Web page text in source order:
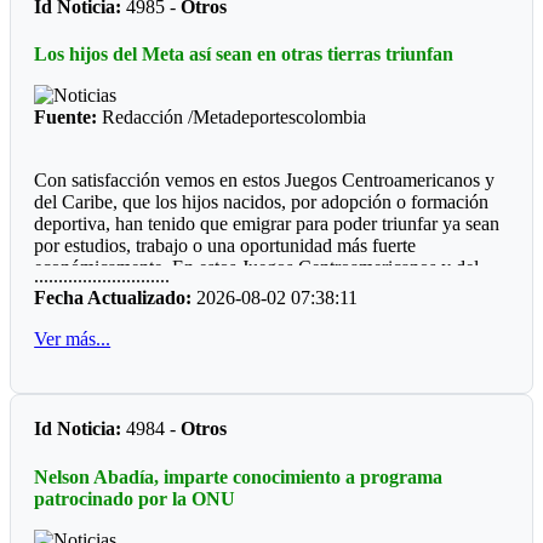
Juvenil femenino: Juan Rozo (Acacias)
Juvenil masculino: Pablo E. Riveros (Acacias)
Prejuvenil masculino: Colegio Cofrem (Acacias)
Juvenil masculino: Colegio Cofrem (Acacias)
Juvenil femenino: Manuela Beltrán (San Martín)
Prejuvenil femenino: José María Córdoba (Guamal)
Prejuvenil masculino: Sto Domingo Savio (Acacias)
Juvenil femenino: Campestre Domisiano (Guamal)
Juvenil masculino: Sto Domingo Savio (Acacias)
Id Noticia: 4985 -Otros
Los hijos del Meta así sean en otras tierras triunfan
Fuente: Redacción /Metadeportescolombia
Con satisfacción vemos en estos Juegos Centroamericanos y
del Caribe, que los hijos nacidos, por adopción o formación
deportiva, han tenido que emigrar para poder triunfar ya sean
por estudios, trabajo o una oportunidad más fuerte
económicamente. En estos Juegos Centroamericanos y del
Caribe de Santo Domingo, lo estamos viendo:
*Ajedrez*
defiendo los colores de la Liga de Ajedrez del Meta, fue
también recibió los consejos de Javier Marroquín ,hoy está en
del Valle del Cauca. Ganó oro y plata en la capital
dominicana.
............................
Fecha Actualizado: 2026-08-02 07:38:11
Ver más...
Id Noticia: 4984 -Otros
Nelson Abadía, imparte conocimiento a programa
patrocinado por la ONU